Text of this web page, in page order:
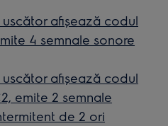
afișează codul
4 semnale sonore
afișează codul
emite 2 semnale
de 2 ori